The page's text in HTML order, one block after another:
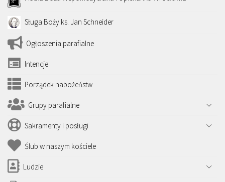
Sługa Boży ks. Jan Schneider
Ogłoszenia parafialne
Intencje
Porządek nabożeństw
Grupy parafialne
Sakramenty i posługi
Ślub w naszym kościele
Ludzie